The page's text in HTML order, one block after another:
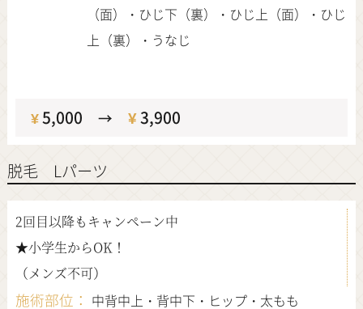
（面）・ひじ下（裏）・ひじ上（面）・ひじ
上（裏）・うなじ
¥5,000→ ¥3,900
脱毛 Lパーツ
2回目以降もキャンペーン中
★小学生からOK！
（メンズ不可）
施術部位： 中背中上・背中下・ヒップ・太もも